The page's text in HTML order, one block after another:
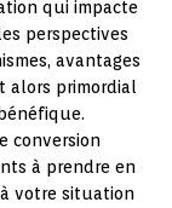
qui impacte
perspectives
avantages
alors primordial
conversion
à prendre en
votre situation